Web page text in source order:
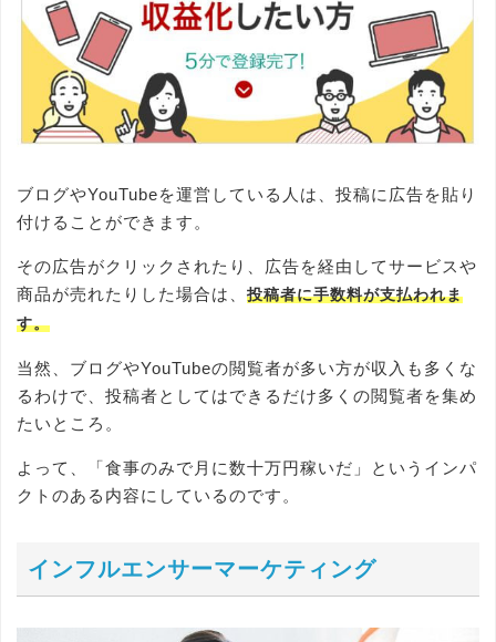
ブログやYouTubeを運営している人は、投稿に広告を貼り
付けることができます。
その広告がクリックされたり、広告を経由してサービスや
商品が売れたりした場合は、 投稿者に手数料が支払われま
す。
当然、ブログやYouTubeの閲覧者が多い方が収入も多くな
るわけで、投稿者としてはできるだけ多くの閲覧者を集め
たいところ。
よって、「食事のみで月に数十万円稼いだ」というインパ
クトのある内容にしているのです。
インフルエンサーマーケティング